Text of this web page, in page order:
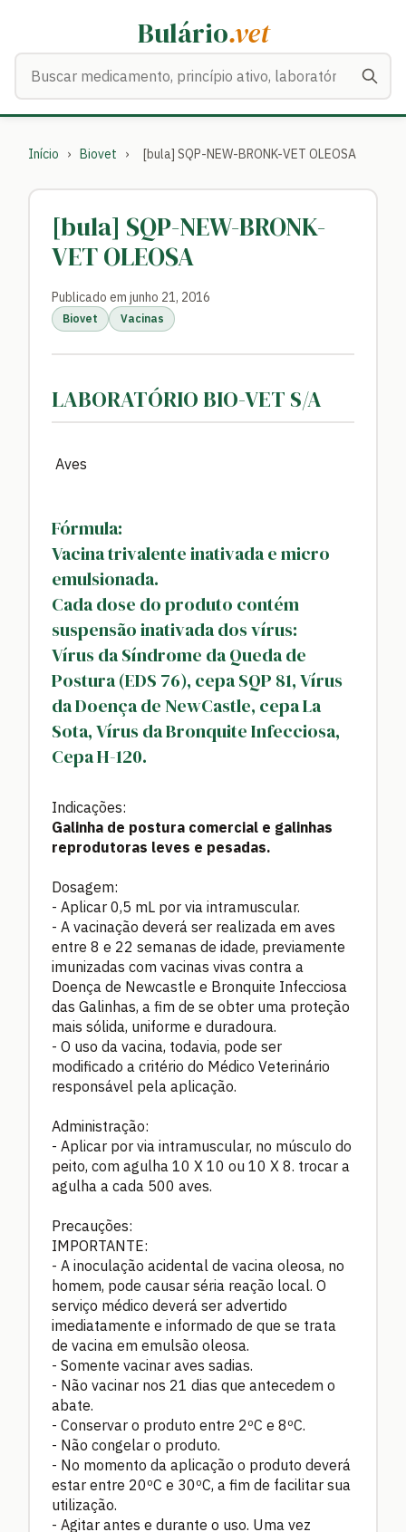
Bulário.vet
Início › Biovet › [bula] SQP-NEW-BRONK-VET OLEOSA
[bula] SQP-NEW-BRONK-
VET OLEOSA
Publicado em junho 21, 2016
Biovet Vacinas
LABORATÓRIO BIO-VET S/A
Aves
Fórmula:
Vacina trivalente inativada e micro
emulsionada.
Cada dose do produto contém
suspensão inativada dos vírus:
Vírus da Síndrome da Queda de
Postura (EDS 76), cepa SQP 81, Vírus
da Doença de NewCastle, cepa La
Sota, Vírus da Bronquite Infecciosa,
Cepa H-120.
Indicações:
Galinha de postura comercial e galinhas
reprodutoras leves e pesadas.
Dosagem:
- Aplicar 0,5 mL por via intramuscular.
- A vacinação deverá ser realizada em aves
entre 8 e 22 semanas de idade, previamente
imunizadas com vacinas vivas contra a
Doença de Newcastle e Bronquite Infecciosa
das Galinhas, a fim de se obter uma proteção
mais sólida, uniforme e duradoura.
- O uso da vacina, todavia, pode ser
modificado a critério do Médico Veterinário
responsável pela aplicação.
Administração:
- Aplicar por via intramuscular, no músculo do
peito, com agulha 10 X 10 ou 10 X 8. trocar a
agulha a cada 500 aves.
Precauções:
IMPORTANTE:
- A inoculação acidental de vacina oleosa, no
homem, pode causar séria reação local. O
serviço médico deverá ser advertido
imediatamente e informado de que se trata
de vacina em emulsão oleosa.
- Somente vacinar aves sadias.
- Não vacinar nos 21 dias que antecedem o
abate.
- Conservar o produto entre 2ºC e 8ºC.
- Não congelar o produto.
- No momento da aplicação o produto deverá
estar entre 20ºC e 30ºC, a fim de facilitar sua
utilização.
- Agitar antes e durante o uso. Uma vez